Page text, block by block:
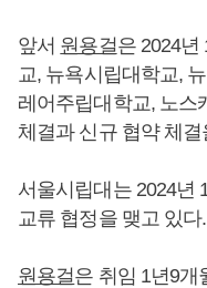
앞서 원용걸은 2024
교, 뉴욕시립대학교,
레어주립대학교, 노스
체결과 신규 협약 체
서울시립대는 2024년
교류 협정을 맺고 있다.
원용걸은 취임 1년9개